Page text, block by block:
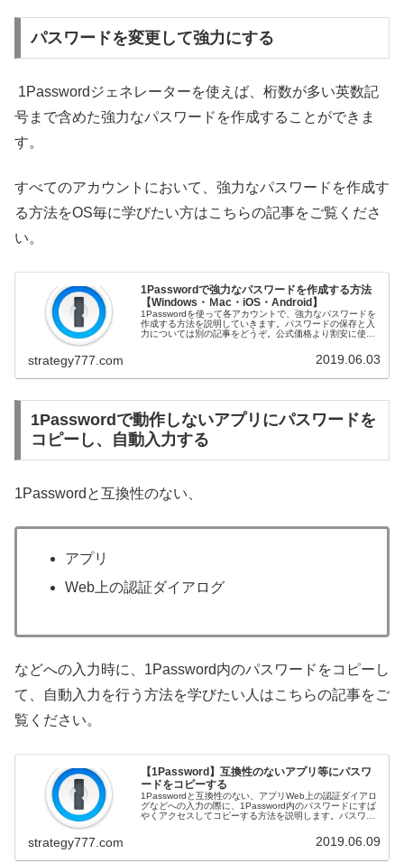
パスワードを変更して強力にする
1Passwordジェネレーターを使えば、桁数が多い英数記
号まで含めた強力なパスワードを作成することができま
す。
すべてのアカウントにおいて、強力なパスワードを作成す
る方法をOS毎に学びたい方はこちらの記事をご覧くださ
い。
1Passwordで強力なパスワードを作成する方法
【Windows・Ｍac・iOS・Android】
1Passwordを使って各アカウントで、強力なパスワードを
作成する方法を説明していきます。パスワードの保存と入
力については別の記事をどうぞ。公式価格より割安に使用
strategy777.com 2019.06.03
1Passwordで動作しないアプリにパスワードを
コピーし、自動入力する
1Passwordと互換性のない、
アプリ
Web上の認証ダイアログ
などへの入力時に、1Password内のパスワードをコピーし
て、自動入力を行う方法を学びたい人はこちらの記事をご
覧ください。
【1Password】互換性のないアプリ等にパスワ
ードをコピーする
1Passwordと互換性のない、アプリWeb上の認証ダイアロ
グなどへの入力の際に、1Password内のパスワードにすば
やくアクセスしてコピーする方法を説明します。パスワー
strategy777.com 2019.06.09